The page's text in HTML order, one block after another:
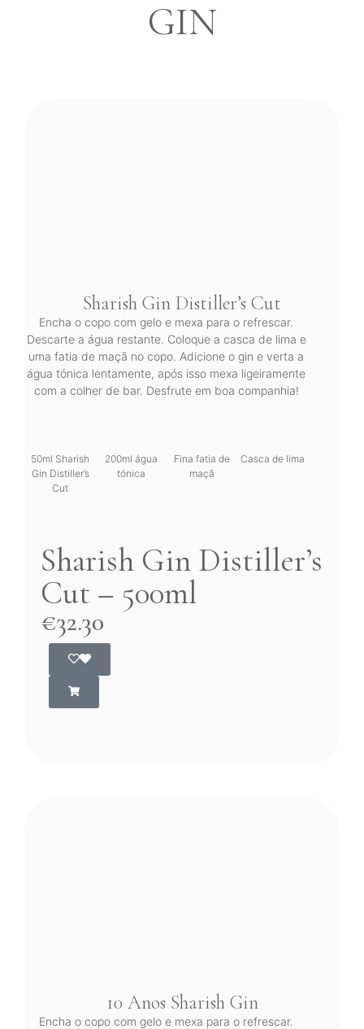
GIN
Sharish Gin Distiller’s Cut
Encha o copo com gelo e mexa para o refrescar.
Descarte a água restante. Coloque a casca de lima e
uma fatia de maçã no copo. Adicione o gin e verta a
água tónica lentamente, após isso mexa ligeiramente
com a colher de bar. Desfrute em boa companhia!
50ml Sharish
Gin Distiller’s
Cut
200ml água
tónica
Fina fatia de
maçã
Casca de lima
Sharish Gin Distiller’s
Cut – 500ml
€32.30
10 Anos Sharish Gin
Encha o copo com gelo e mexa para o refrescar.